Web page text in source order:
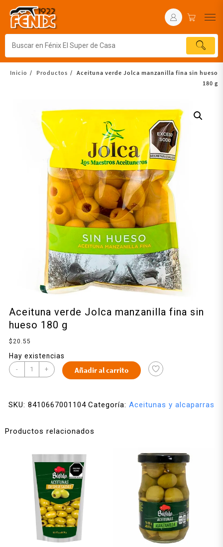
Inicio Productos
Aceituna verde Jolca manzanilla fina sin hueso
180 g
Aceituna verde Jolca manzanilla fina sin
hueso 180 g
$20.55
Hay existencias
- + Añadir al carrito
SKU: 8410667001104 Categoría: Aceitunas y alcaparras
Productos relacionados